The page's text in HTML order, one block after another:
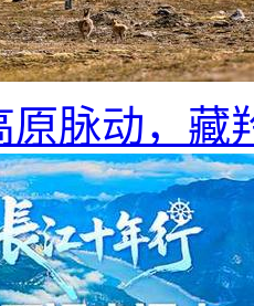
原脉动，藏